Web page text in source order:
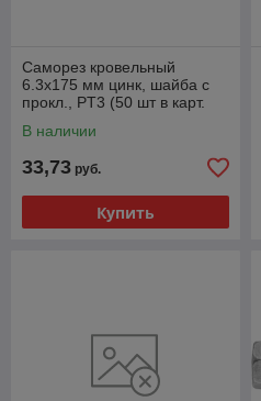
Саморез кровельный
6.3х175 мм цинк, шайба с
прокл., PT3 (50 шт в карт.
В наличии
33,73 руб.
Купить